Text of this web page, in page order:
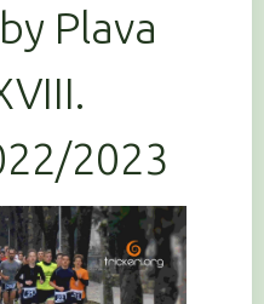
Plava
2023